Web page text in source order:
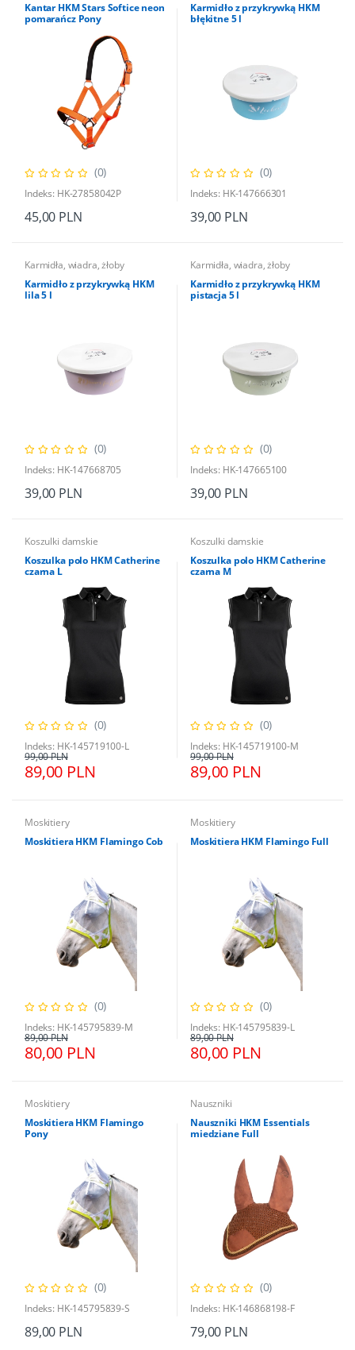
Kantar HKM Stars Softice neon
pomarańcz Pony
(0)
Indeks: HK-27858042P
45,00 PLN
Karmidło z przykrywką HKM
błękitne 5 l
(0)
Indeks: HK-147666301
39,00 PLN
Karmidła, wiadra, żłoby
Karmidło z przykrywką HKM
lila 5 l
(0)
Indeks: HK-147668705
39,00 PLN
Karmidła, wiadra, żłoby
Karmidło z przykrywką HKM
pistacja 5 l
(0)
Indeks: HK-147665100
39,00 PLN
Koszulki damskie
Koszulka polo HKM Catherine
czarna L
(0)
Indeks: HK-145719100-L
89,00 PLN
99,00 PLN
Koszulki damskie
Koszulka polo HKM Catherine
czarna M
(0)
Indeks: HK-145719100-M
89,00 PLN
99,00 PLN
Moskitiery
Moskitiera HKM Flamingo Cob
(0)
Indeks: HK-145795839-M
80,00 PLN
89,00 PLN
Moskitiery
Moskitiera HKM Flamingo Full
(0)
Indeks: HK-145795839-L
80,00 PLN
89,00 PLN
Moskitiery
Moskitiera HKM Flamingo
Pony
(0)
Indeks: HK-145795839-S
89,00 PLN
Nauszniki
Nauszniki HKM Essentials
miedziane Full
(0)
Indeks: HK-146868198-F
79,00 PLN